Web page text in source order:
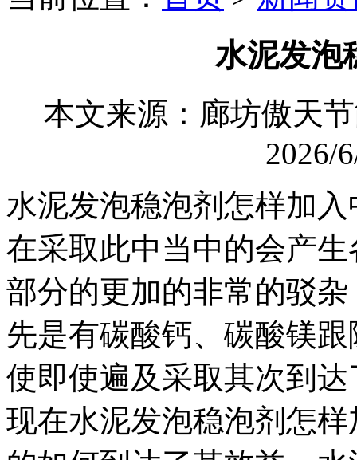
水泥发泡
本文来源：廊坊傲
2026/
水泥发泡稳泡剂怎样加
在采取此中当中的会产
部分的更加的非常的驳
先是有碳酸钙、碳酸镁
使即使遍及采取其次到
现在水泥发泡稳泡剂怎